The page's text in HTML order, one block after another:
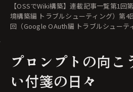
【OSSでWiki構築】連載記事一覧第1回
境構築編 トラブルシューティング）第
回（Google OAuth編 トラブルシューテ
プロンプトの向こ
い付箋の日々